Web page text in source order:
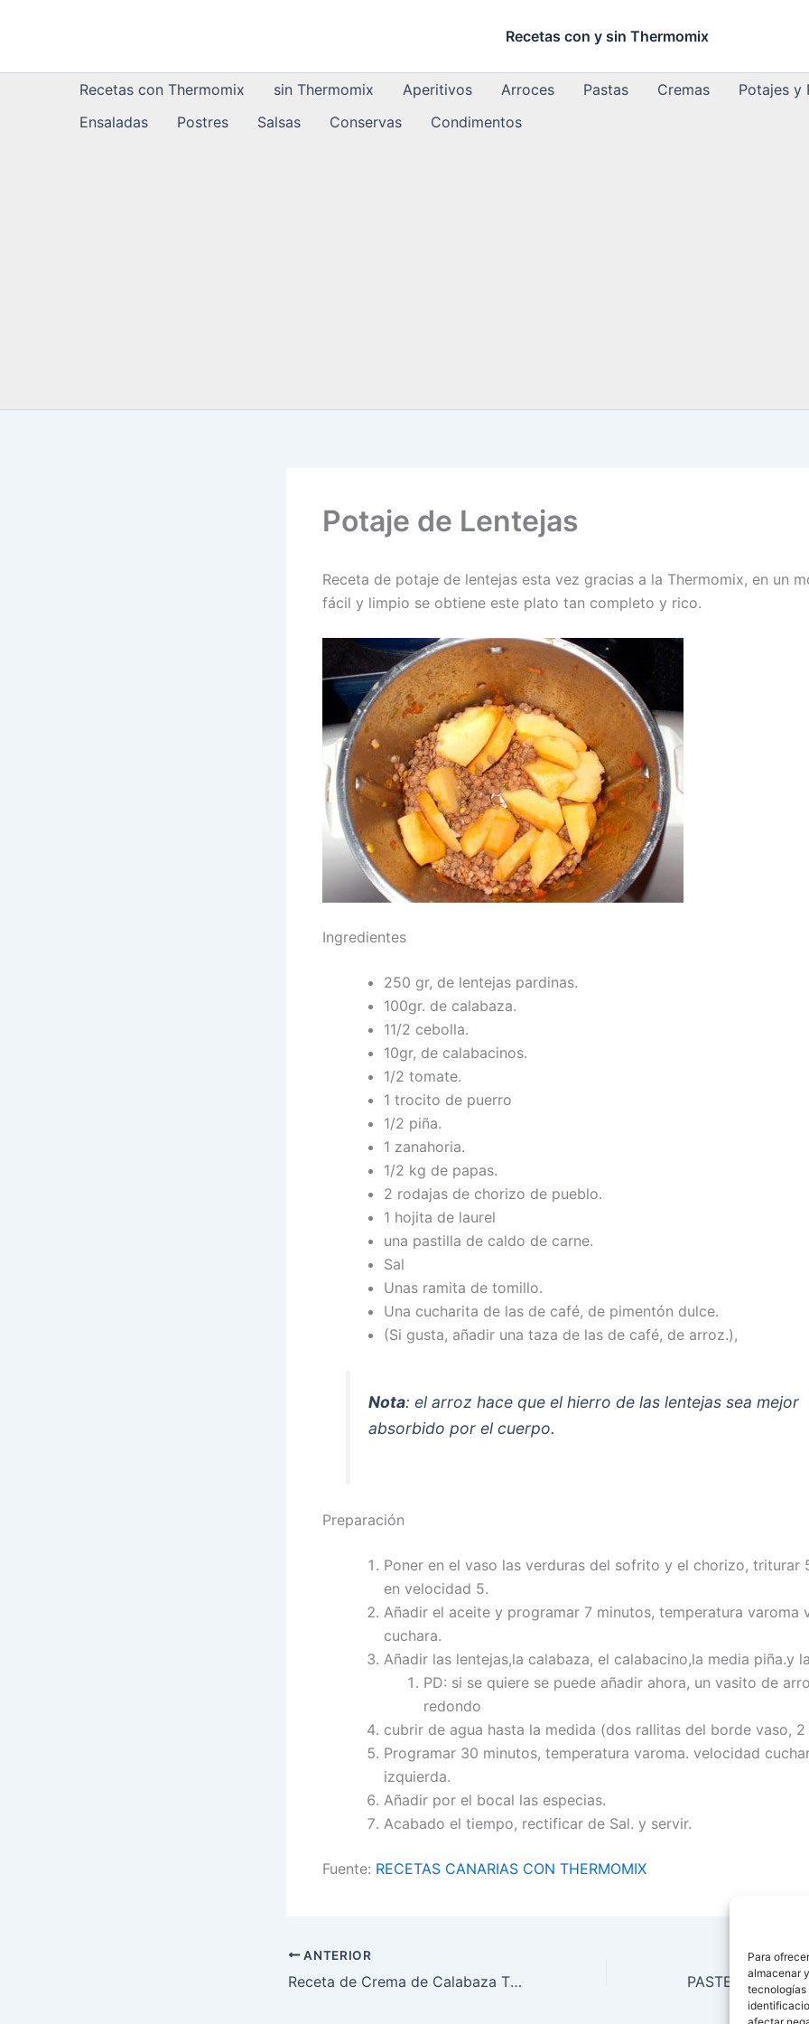
Para
almacenar
tecnologías
Recetas con y sin Thermomix
Recetas con Thermomix sin Thermomix Aperitivos Arroces Pastas Cremas Potajes y
Ensaladas
Postres Salsas Conservas Condimentos
Potaje de Lentejas
Receta de potaje de lentejas esta vez gracias a la Thermomix, en un
fácil y limpio se obtiene este plato tan completo y rico.
Ingredientes
250 gr, de lentejas pardinas.
100gr. de calabaza.
11/2 cebolla.
10gr, de calabacinos.
1/2 tomate.
1 trocito de puerro
1/2 piña.
1 zanahoria.
1/2 kg de papas.
2 rodajas de chorizo de pueblo.
1 hojita de laurel
una pastilla de caldo de carne.
Sal
Unas ramita de tomillo.
Una cucharita de las de café, de pimentón dulce.
(Si gusta, añadir una taza de las de café, de arroz.),
Nota: el arroz hace que el hierro de las lentejas sea mejor
absorbido por el cuerpo.
Preparación
Poner en el vaso las verduras del sofrito y el chorizo, triturar
en velocidad 5.
Añadir el aceite y programar 7 minutos, temperatura varoma
cuchara.
Añadir las lentejas,la calabaza, el calabacino,la media piña.y
PD: si se quiere se puede añadir ahora, un vasito de
redondo
cubrir de agua hasta la medida (dos rallitas del borde vaso,
Programar 30 minutos, temperatura varoma. velocidad
izquierda.
Añadir por el bocal las especias.
Acabado el tiempo, rectificar de Sal. y servir.
Fuente: RECETAS CANARIAS CON THERMOMIX
ANTERIOR
Receta de Crema de Calabaza Thermomix con Zanahoria